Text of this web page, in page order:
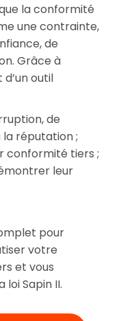
la conformité
une contrainte,
de
Grâce à
outil
de
réputation ;
conformité tiers ;
leur
pour
votre
et vous
Sapin II.